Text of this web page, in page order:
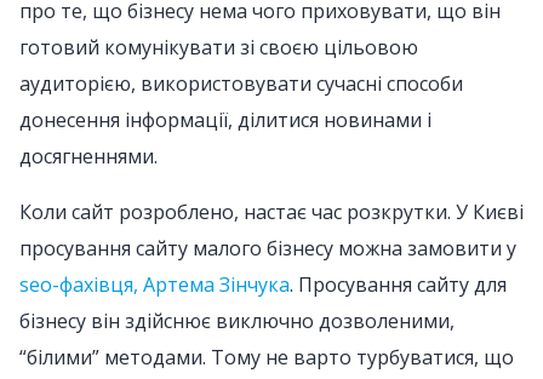
про те, що бізнесу нема чого приховувати, що він
готовий комунікувати зі своєю цільовою
аудиторією, використовувати сучасні способи
донесення інформації, ділитися новинами і
досягненнями.
Коли сайт розроблено, настає час розкрутки. У Києві
просування сайту малого бізнесу можна замовити у
seo-фахівця, Артема Зінчука. Просування сайту для
бізнесу він здійснює виключно дозволеними,
“білими” методами. Тому не варто турбуватися, що